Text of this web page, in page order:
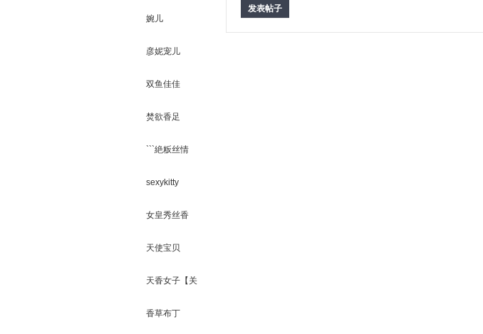
婉儿
彦妮宠儿
双鱼佳佳
焚欲香足
```絶粄丝情
sexykitty
女皇秀丝香
天使宝贝
天香女子【关
闭】
香草布丁
发表帖子